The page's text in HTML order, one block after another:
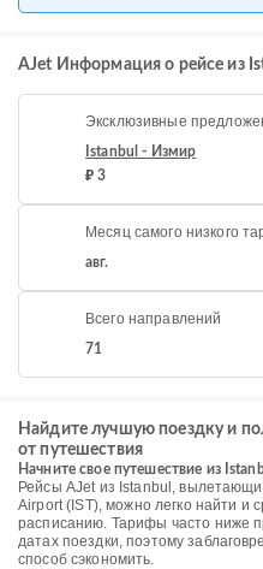
AJet Информация о рейсе из
Эксклюзивные
Istanbul - Измир
₽ 3
Месяц самого низкого
авг.
Всего направлений
71
Найдите лучшую поездку и
от путешествия
Начните свое путешествие из
Рейсы AJet из Istanbul,
Airport (IST), можно легко найти и
расписанию. Тарифы часто ниже
датах поездки, поэтому
способ сэкономить.